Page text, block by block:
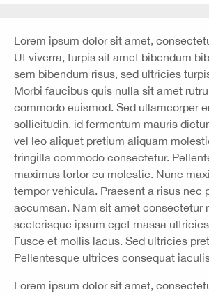
Lorem ipsum dolor sit amet,
Ut viverra, turpis sit amet bibendum
sem bibendum risus, sed ultricies
Morbi faucibus quis nulla sit amet
commodo euismod. Sed ullamcorper
sollicitudin, id fermentum mauris
vel leo aliquet pretium aliquam
fringilla commodo consectetur.
maximus tortor eu molestie. Nunc
tempor vehicula. Praesent a risus nec
accumsan. Nam sit amet consectetur
scelerisque ipsum eget massa
Fusce et mollis lacus. Sed ultricies
Pellentesque ultrices consequat
Lorem ipsum dolor sit amet,